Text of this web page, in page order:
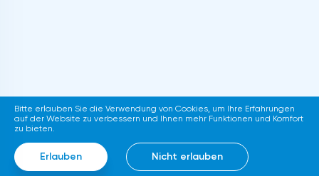
Bitte erlauben Sie die Verwendung von Cookies, um Ihre Erfahrungen
auf der Website zu verbessern und Ihnen mehr Funktionen und Komfort
zu bieten.
Erlauben Nicht erlauben